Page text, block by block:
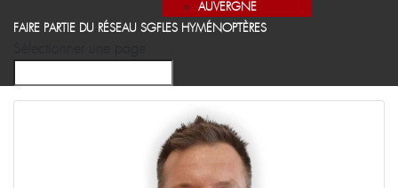
AUVERGNE
FAIRE PARTIE DU RÉSEAU SGFLES HYMÉNOPTÈRES